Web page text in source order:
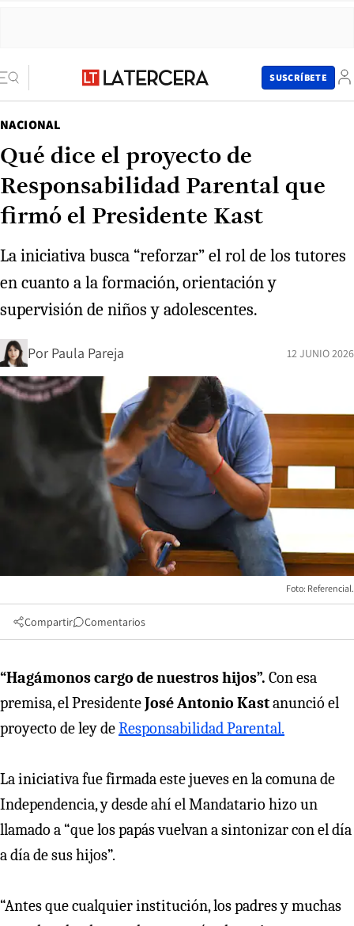
SUSCRÍBETE
NACIONAL
Qué dice el proyecto de
Responsabilidad Parental que
firmó el Presidente Kast
La iniciativa busca “reforzar” el rol de los tutores
en cuanto a la formación, orientación y
supervisión de niños y adolescentes.
Por Paula Pareja 12 JUNIO 2026
Foto: Referencial.
Compartir Comentarios
“Hagámonos cargo de nuestros hijos”. Con esa
premisa, el PresidenteJosé Antonio Kastanunció el
proyecto de ley deResponsabilidad Parental.
La iniciativa fue firmada este jueves en la comuna de
Independencia, y desde ahí el Mandatario hizo un
llamado a “que los papás vuelvan a sintonizar con el día
a día de sus hijos”.
“Antes que cualquier institución, los padres y muchas